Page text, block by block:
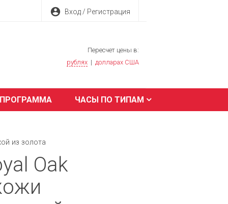
account_circle Вход / Регистрация
Пересчет цены в:
рублях | долларах США
ЧАСЫ ПО ТИПАМ
из золота
Oak